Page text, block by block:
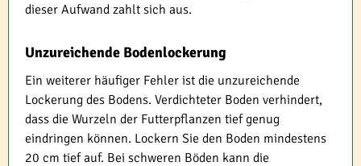
dieser Aufwand zahlt sich aus.
Unzureichende Bodenlockerung
Ein weiterer häufiger Fehler ist die unzureichende
Lockerung des Bodens. Verdichteter Boden verhindert,
dass die Wurzeln der Futterpflanzen tief genug
eindringen können. Lockern Sie den Boden mindestens
20 cm tief auf. Bei schweren Böden kann die